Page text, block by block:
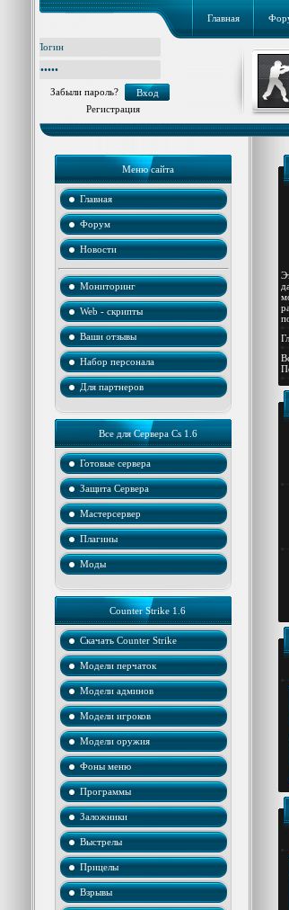
Главная
Забыли пароль?
Регистрация
Меню сайта
Главная
Форум
Новости
Мониторинг
Web - скрипты
Ваши отзывы
Набор персонала
Для партнеров
Все для Сервера Cs 1.6
Готовые сервера
Защита Cервера
Мастерсервер
Плагины
Моды
Counter Strike 1.6
Скачать Counter Strike
Модели перчаток
Модели админов
Модели игроков
Модели оружия
Фоны меню
Программы
Заложники
Выстрелы
Прицелы
Взрывы